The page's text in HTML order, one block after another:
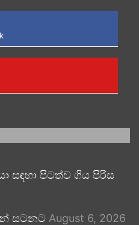
සඳහා පිටත්ව ගිය පිරිස
සටනට August 6, 2026